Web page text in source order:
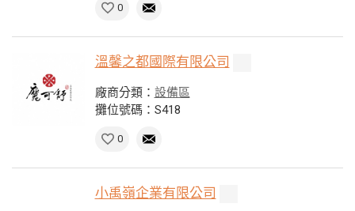
0
溫馨之都國際有限公司
廠商分類： 設備區
攤位號碼：S418
0
小禹嶺企業有限公司